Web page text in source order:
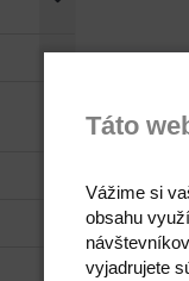
Táto
Vážime si
obsahu
vyjadrujete